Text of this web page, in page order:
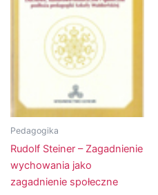
Pedagogika
Rudolf Steiner – Zagadnienie
wychowania jako
zagadnienie społeczne